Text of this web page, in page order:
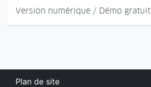
Version numérique / Démo gratuit
Plan de site